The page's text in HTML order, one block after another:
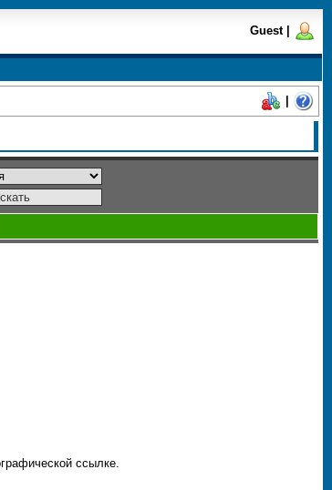
Guest
ссылке.